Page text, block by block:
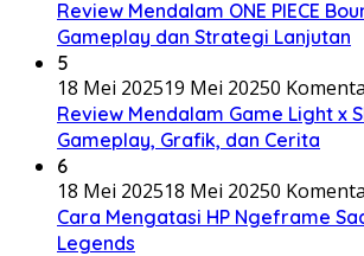
Review Mendalam ONE PIECE
Gameplay dan Strategi Lanjutan
5
18 Mei 202519 Mei 20250
Review Mendalam Game Light x
Gameplay, Grafik, dan Cerita
6
18 Mei 202518 Mei 20250
Cara Mengatasi HP Ngeframe
Legends